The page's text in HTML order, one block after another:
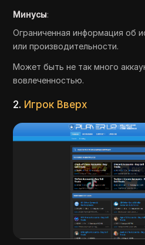
Минусы:
Ограниченная информация об
или производительности.
Может быть не так много
вовлеченностью.
2. Игрок Вверх